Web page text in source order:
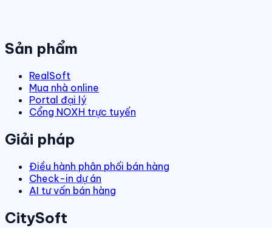
Sản phẩm
RealSoft
Mua nhà online
Portal đại lý
Cổng NOXH trực tuyến
Giải pháp
Điều hành phân phối bán hàng
Check-in dự án
AI tư vấn bán hàng
CitySoft